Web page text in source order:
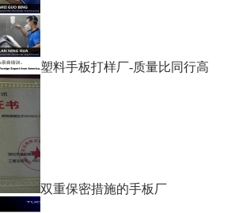
塑料手板打样厂-质量比同行高
双重保密措施的手板厂